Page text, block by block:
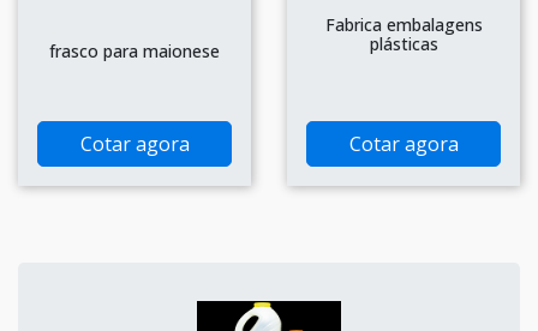
frasco para maionese
Cotar agora
Fabrica embalagens
plásticas
Cotar agora